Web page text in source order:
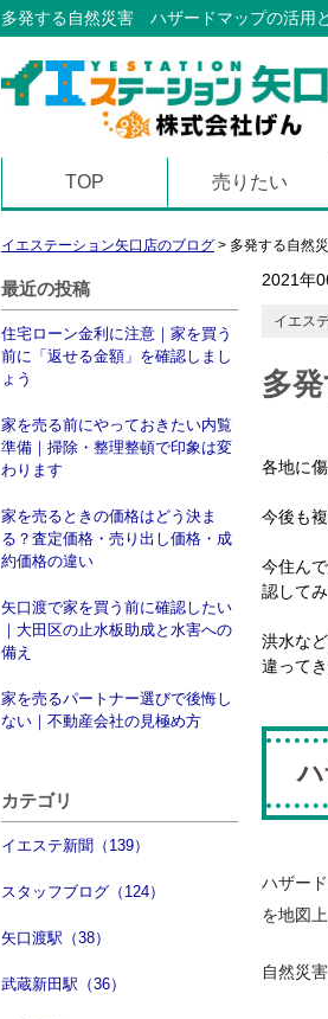
多発する自然災害 ハザードマップの活用
TOP 売りたい
イエステーション矢口店のブログ > 多発する自然
最近の投稿
住宅ローン金利に注意｜家を買う
前に「返せる金額」を確認しまし
ょう
家を売る前にやっておきたい内覧
準備｜掃除・整理整頓で印象は変
わります
家を売るときの価格はどう決ま
る？査定価格・売り出し価格・成
約価格の違い
矢口渡で家を買う前に確認したい
｜大田区の止水板助成と水害への
備え
家を売るパートナー選びで後悔し
ない｜不動産会社の見極め方
カテゴリ
イエステ新聞（139）
スタッフブログ（124）
矢口渡駅（38）
武蔵新田駅（36）
2021年
イエス
多
各地に
今後も
今住ん
認して
洪水な
違ってき
ハザー
を地図
自然災